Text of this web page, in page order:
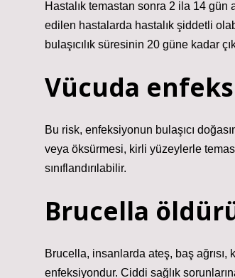
Hastalık temastan sonra 2 ila 14 gün
edilen hastalarda hastalık şiddetli
bulaşıcılık süresinin 20 güne kadar
Vücuda
Bu risk, enfeksiyonun bulaşıcı
veya öksürmesi, kirli yüzeylerle
sınıflandırılabilir.
Brucella
Brucella, insanlarda ateş, baş
enfeksiyondur. Ciddi sağlık